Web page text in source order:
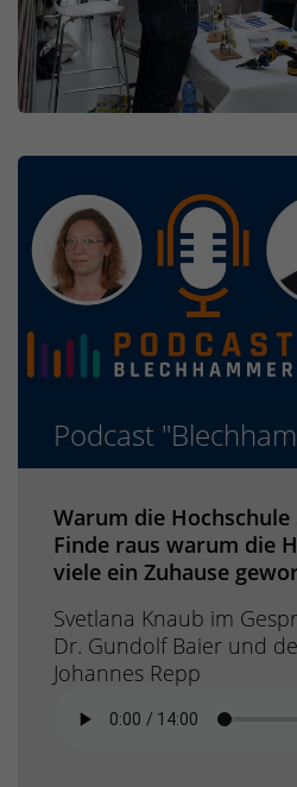
Podcast
Warum die Hochschule
Finde raus warum die
viele ein Zuhause
Svetlana Knaub im
Dr. Gundolf Baier und
Johannes Repp